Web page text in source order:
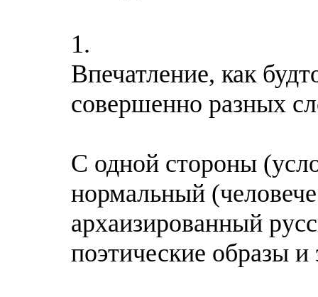
1.
Впечатление, как
совершенно разных
С одной стороны
нормальный
архаизированный
поэтические образы и